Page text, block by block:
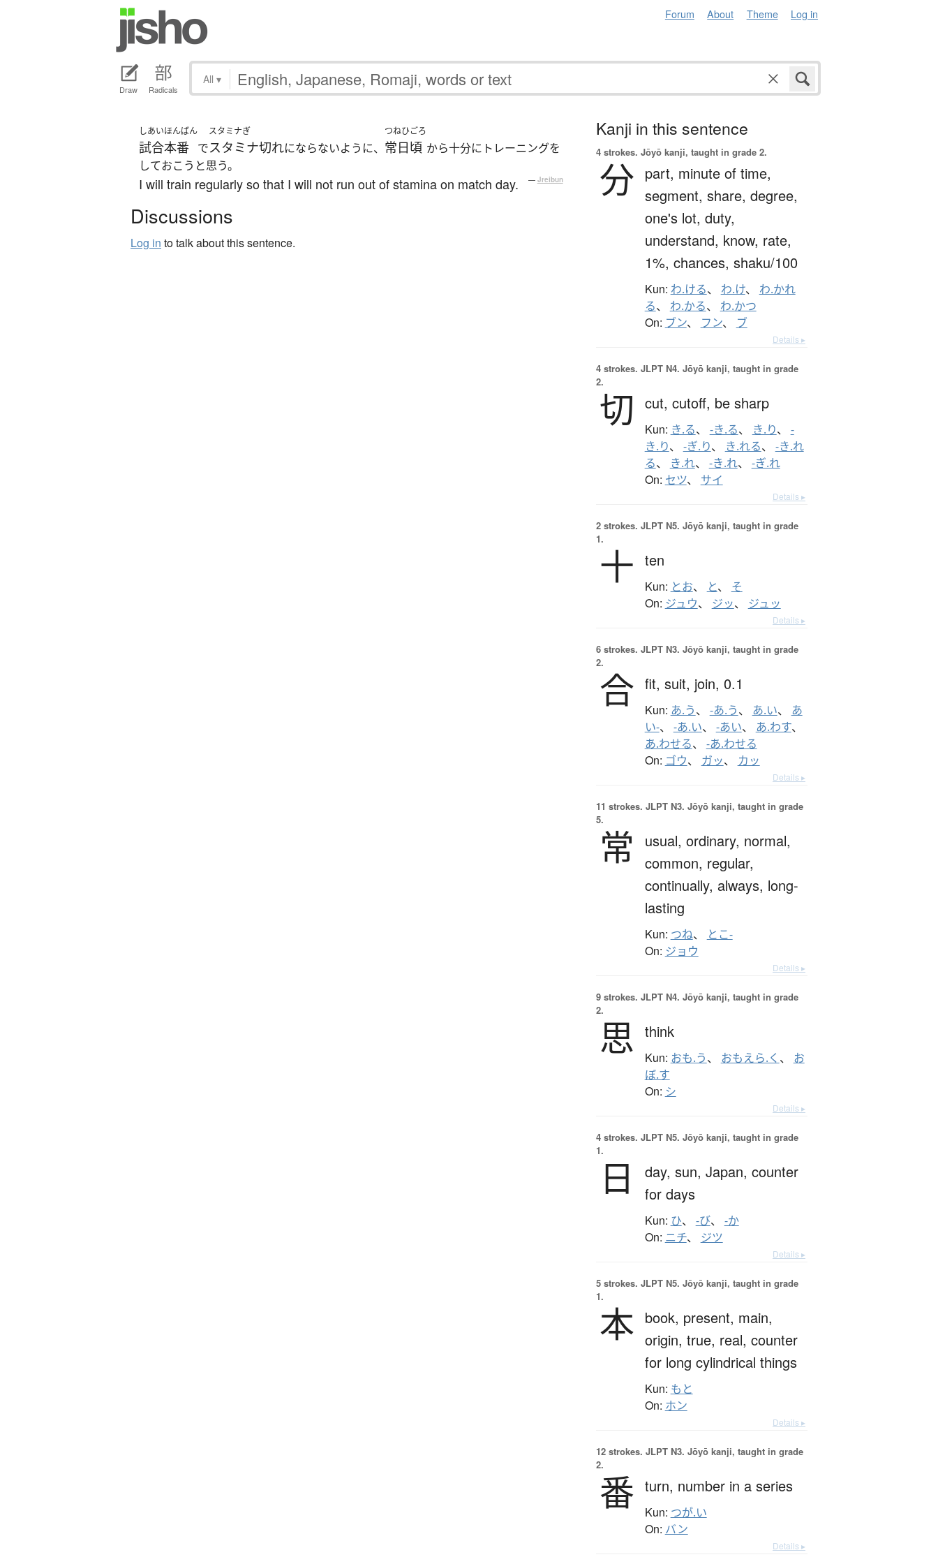
Forum About Theme Log in
Draw Radicals
All ▾
しあい
試合
ほんばん
本番 で
スタミナぎ
スタミナ切れにならないように、
つねひごろ
常日頃 から十分にトレーニングを
しておこうと思う。
I will train regularly so that I will not run out of stamina on match day. — Jreibun
Discussions
Log in to talk about this sentence.
Kanji in this sentence
4 strokes. Jōyō kanji, taught in grade 2.
分 part, minute of time,
segment, share, degree,
one's lot, duty,
understand, know, rate,
1%, chances, shaku/100
Kun: わ.ける、 わ.け、 わ.かれ
る、 わ.かる、 わ.かつ
On: ブン、 フン、 ブ
Details ▸
4 strokes. JLPT N4. Jōyō kanji, taught in grade
2.
切 cut, cutoff, be sharp
Kun: き.る、 -き.る、 き.り、 -
き.り、 -ぎ.り、 き.れる、 -き.れ
る、 き.れ、 -き.れ、 -ぎ.れ
On: セツ、 サイ
Details ▸
2 strokes. JLPT N5. Jōyō kanji, taught in grade
1.
十 ten
Kun: とお、 と、 そ
On: ジュウ、 ジッ、 ジュッ
Details ▸
6 strokes. JLPT N3. Jōyō kanji, taught in grade
2.
合 fit, suit, join, 0.1
Kun: あ.う、 -あ.う、 あ.い、 あ
い-、 -あ.い、 -あい、 あ.わす、
あ.わせる、 -あ.わせる
On: ゴウ、 ガッ、 カッ
Details ▸
11 strokes. JLPT N3. Jōyō kanji, taught in grade
5.
常 usual, ordinary, normal,
common, regular,
continually, always, long-
lasting
Kun: つね、 とこ-
On: ジョウ
Details ▸
9 strokes. JLPT N4. Jōyō kanji, taught in grade
2.
思 think
Kun: おも.う、 おもえら.く 、 お
ぼ.す
On: シ
Details ▸
4 strokes. JLPT N5. Jōyō kanji, taught in grade
1.
日 day, sun, Japan, counter
for days
Kun: ひ、 -び、 -か
On: ニチ、 ジツ
Details ▸
5 strokes. JLPT N5. Jōyō kanji, taught in grade
1.
本 book, present, main,
origin, true, real, counter
for long cylindrical things
Kun: もと
On: ホン
Details ▸
12 strokes. JLPT N3. Jōyō kanji, taught in grade
2.
番 turn, number in a series
Kun: つが.い
On: バン
Details ▸